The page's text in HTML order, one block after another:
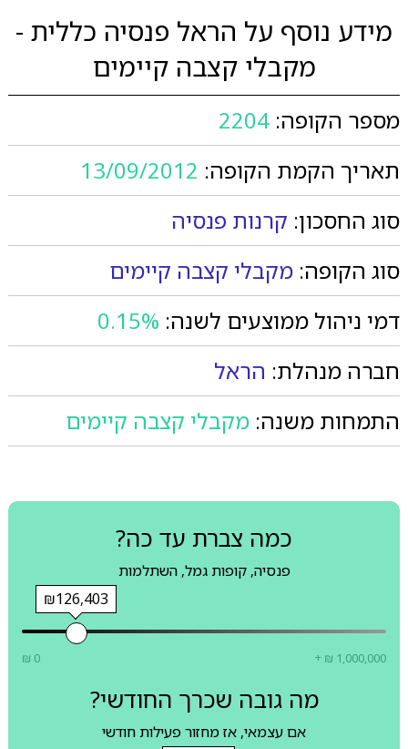
מידע נוסף על הראל פנסיה כללית -
מקבלי קצבה קיימים
מספר הקופה: 2204
תאריך הקמת הקופה: 13/09/2012
סוג החסכון: קרנות פנסיה
סוג הקופה: מקבלי קצבה קיימים
דמי ניהול ממוצעים לשנה: 0.15%
חברה מנהלת: הראל
התמחות משנה: מקבלי קצבה קיימים
כמה צברת עד כה?
פנסיה, קופות גמל, השתלמות
₪126,403
₪ 0 + ₪ 1,000,000
מה גובה שכרך החודשי?
אם עצמאי, אז מחזור פעילות חודשי